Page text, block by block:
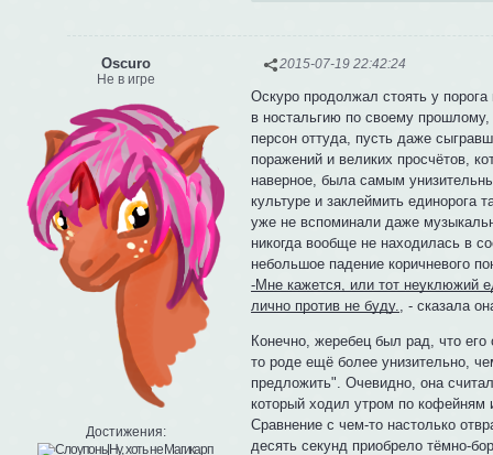
2015-07-19 22:42:24
Oscuro
Не в игре
Достижения:
Оскуро продолжал стоять у
в ностальгию по своему
персон оттуда, пусть даже
поражений и великих просчётов,
наверное, была самым
культуре и заклеймить
уже не вспоминали даже
никогда вообще не находилась в
небольшое падение коричневого
-Мне кажется, или тот неуклюжий
лично против не буду.
, - сказала
Конечно, жеребец был рад, что
то роде ещё более унизительно,
предложить". Очевидно, она
который ходил утром по кофейням
Сравнение с чем-то настолько
десять секунд приобрело тёмно-